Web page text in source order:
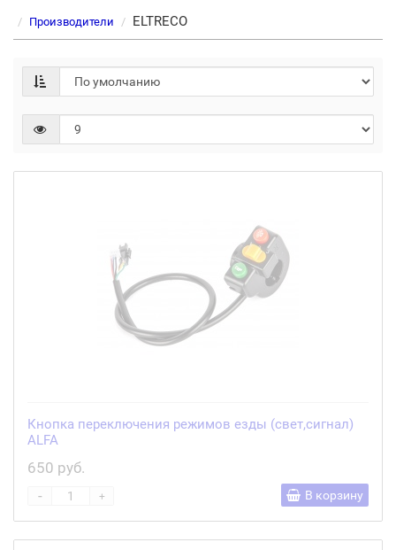
Производители ELTRECO
Кнопка переключения режимов езды (свет,сигнал)
ALFA
650 руб.
+
- В корзину